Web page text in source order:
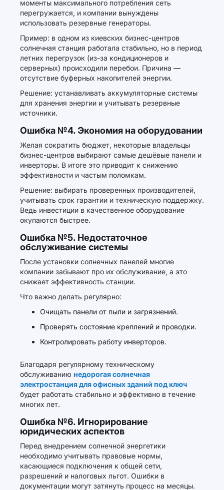
моменты максимального потребления сеть
перегружается, и компании вынуждены
использовать резервные генераторы.
Пример: в одном из киевских бизнес-центров
солнечная станция работала стабильно, но в период
летних перегрузок (из-за кондиционеров и
серверных) происходили перебои. Причина —
отсутствие буферных накопителей энергии.
Решение: устанавливать аккумуляторные системы
для хранения энергии и учитывать резервные
источники.
Ошибка №4. Экономия на оборудовании
Желая сократить бюджет, некоторые владельцы
бизнес-центров выбирают самые дешёвые панели и
инверторы. В итоге это приводит к снижению
эффективности и частым поломкам.
Решение: выбирать проверенных производителей,
учитывать срок гарантии и техническую поддержку.
Ведь инвестиции в качественное оборудование
окупаются быстрее.
Ошибка №5. Недостаточное
обслуживание системы
После установки солнечных панелей многие
компании забывают про их обслуживание, а это
снижает эффективность станции.
Что важно делать регулярно:
Очищать панели от пыли и загрязнений.
Проверять состояние креплений и проводки.
Контролировать работу инверторов.
Благодаря регулярному техническому
обслуживанию недорогая солнечная
электростанция для офисных зданий под ключ
будет работать стабильно и эффективно в течение
многих лет.
Ошибка №6. Игнорирование
юридических аспектов
Перед внедрением солнечной энергетики
необходимо учитывать правовые нормы,
касающиеся подключения к общей сети,
разрешений и налоговых льгот. Ошибки в
документации могут затянуть процесс на месяцы.